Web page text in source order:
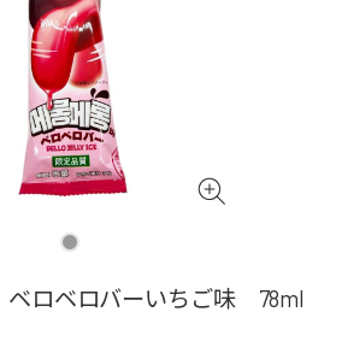
ロベロバーいちご味 78ml